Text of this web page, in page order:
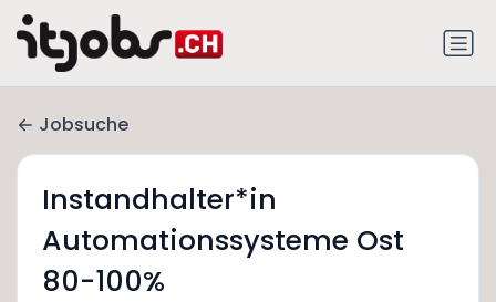
Jobsuche
Instandhalter*in
Automationssysteme Ost
80-100%